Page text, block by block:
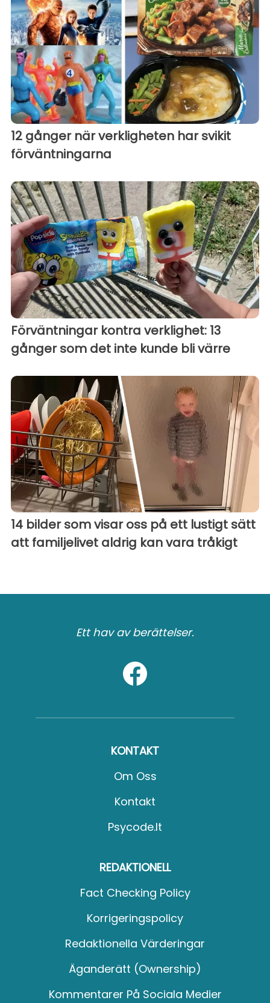
12 gånger när verkligheten har svikit
förväntningarna
Förväntningar kontra verklighet: 13
gånger som det inte kunde bli värre
14 bilder som visar oss på ett lustigt sätt
att familjelivet aldrig kan vara tråkigt
Ett hav av berättelser.
KONTAKT
Om Oss
Kontakt
Psycode.it
REDAKTIONELL
Fact Checking Policy
Korrigeringspolicy
Redaktionella Värderingar
Äganderätt (Ownership)
Kommentarer På Sociala Medier